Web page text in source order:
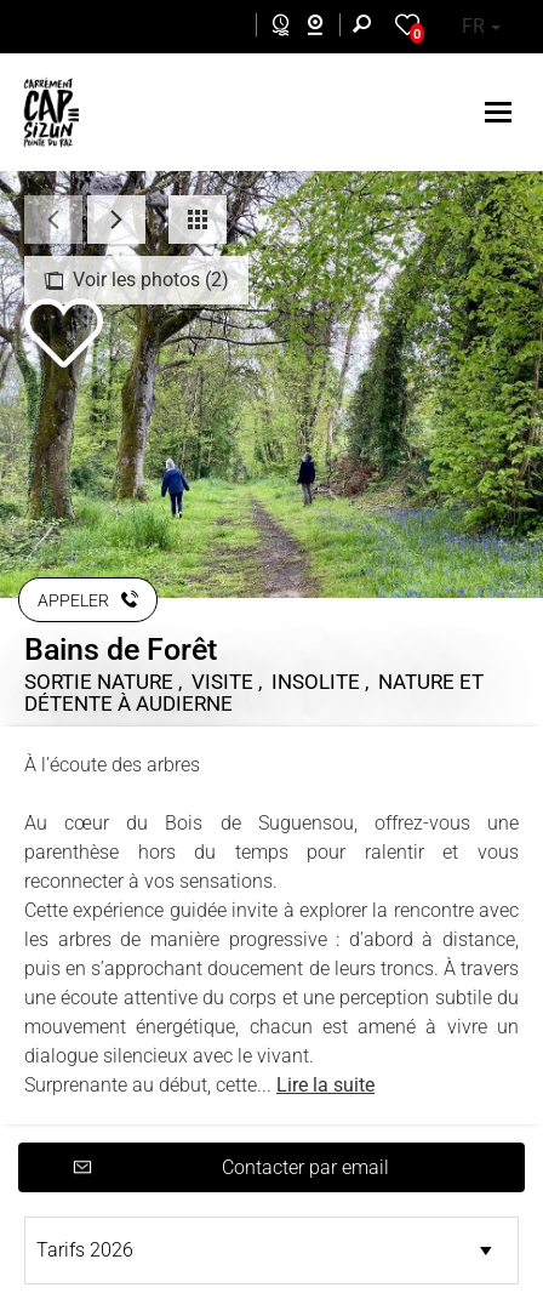
0 FR
Voir les photos (2)
APPELER
Bains de Forêt
SORTIE NATURE , VISITE , INSOLITE , NATURE ET
DÉTENTE À AUDIERNE
À l’écoute des arbres
Au cœur du Bois de Suguensou, offrez-vous une
parenthèse hors du temps pour ralentir et vous
reconnecter à vos sensations.
Cette expérience guidée invite à explorer la rencontre avec
les arbres de manière progressive : d’abord à distance,
puis en s’approchant doucement de leurs troncs. À travers
une écoute attentive du corps et une perception subtile du
mouvement énergétique, chacun est amené à vivre un
dialogue silencieux avec le vivant.
Surprenante au début, cette... Lire la suite
Contacter par email